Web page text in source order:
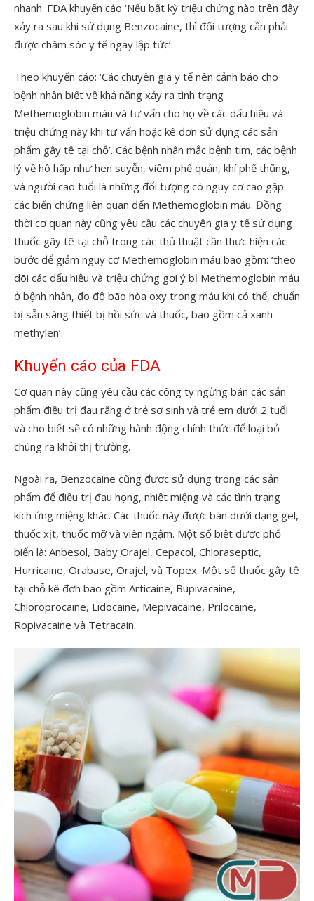
nhanh. FDA khuyến cáo ‘Nếu bất kỳ triệu chứng nào trên đây
xảy ra sau khi sử dụng Benzocaine, thì đối tượng cần phải
được chăm sóc y tế ngay lập tức’.
Theo khuyến cáo: ‘Các chuyên gia y tế nên cảnh báo cho
bệnh nhân biết về khả năng xảy ra tình trạng
Methemoglobin máu và tư vấn cho họ về các dấu hiệu và
triệu chứng này khi tư vấn hoặc kê đơn sử dụng các sản
phẩm gây tê tại chỗ’. Các bệnh nhân mắc bệnh tim, các bệnh
lý về hô hấp như hen suyễn, viêm phế quản, khí phế thũng,
và người cao tuổi là những đối tượng có nguy cơ cao gặp
các biến chứng liên quan đến Methemoglobin máu. Đồng
thời cơ quan này cũng yêu cầu các chuyên gia y tế sử dụng
thuốc gây tê tại chỗ trong các thủ thuật cần thực hiện các
bước để giảm nguy cơ Methemoglobin máu bao gồm: ‘theo
dõi các dấu hiệu và triệu chứng gợi ý bị Methemoglobin máu
ở bệnh nhân, đo độ bão hòa oxy trong máu khi có thể, chuẩn
bị sẵn sàng thiết bị hồi sức và thuốc, bao gồm cả xanh
methylen’.
Khuyến cáo của FDA
Cơ quan này cũng yêu cầu các công ty ngừng bán các sản
phẩm điều trị đau răng ở trẻ sơ sinh và trẻ em dưới 2 tuổi
và cho biết sẽ có những hành động chính thức để loại bỏ
chúng ra khỏi thị trường.
Ngoài ra, Benzocaine cũng được sử dụng trong các sản
phẩm để điều trị đau họng, nhiệt miệng và các tình trạng
kích ứng miệng khác. Các thuốc này được bán dưới dạng gel,
thuốc xịt, thuốc mỡ và viên ngậm. Một số biệt dược phổ
biến là: Anbesol, Baby Orajel, Cepacol, Chloraseptic,
Hurricaine, Orabase, Orajel, và Topex. Một số thuốc gây tê
tại chỗ kê đơn bao gồm Articaine, Bupivacaine,
Chloroprocaine, Lidocaine, Mepivacaine, Prilocaine,
Ropivacaine và Tetracain.